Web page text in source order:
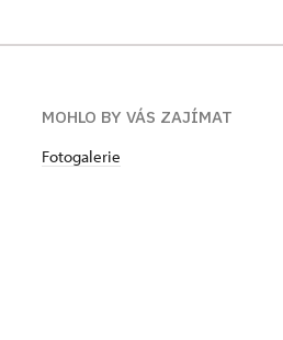
MOHLO BY VÁS ZAJÍMAT
Fotogalerie